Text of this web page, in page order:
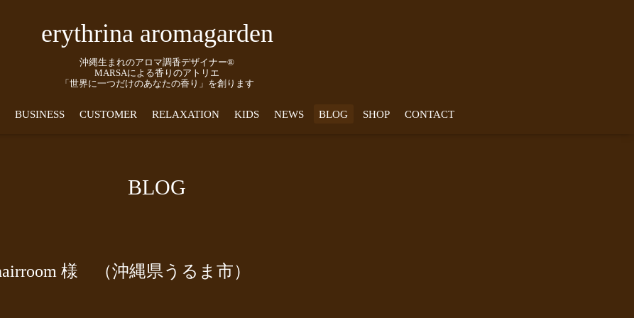
erythrina aromagarden
沖縄生まれのアロマ調香デザイナー®
MARSAによる香りのアトリエ
「世界に一つだけのあなたの香り」を創ります
BUSINESS CUSTOMER RELAXATION KIDS NEWS BLOG SHOP CONTACT
BLOG
様 （沖縄県うるま市）